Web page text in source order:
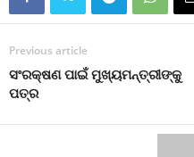
Previous article
ସଂରକ୍ଷଣ ପାଇଁ ମୁଖ୍ୟମନ୍ତ୍ରୀଙ୍କୁ
ପତ୍ର